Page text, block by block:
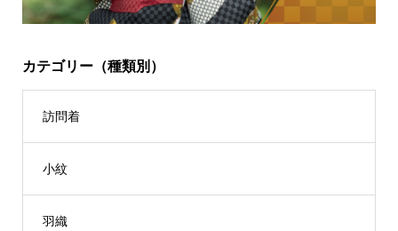
カテゴリー（種類別）
訪問着
小紋
羽織